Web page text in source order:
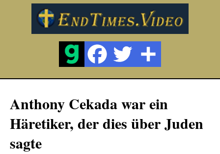
Anthony Cekada war ein
Häretiker, der dies über Juden
sagte